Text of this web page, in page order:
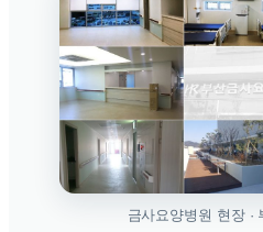
금사요양병원 현장 ·